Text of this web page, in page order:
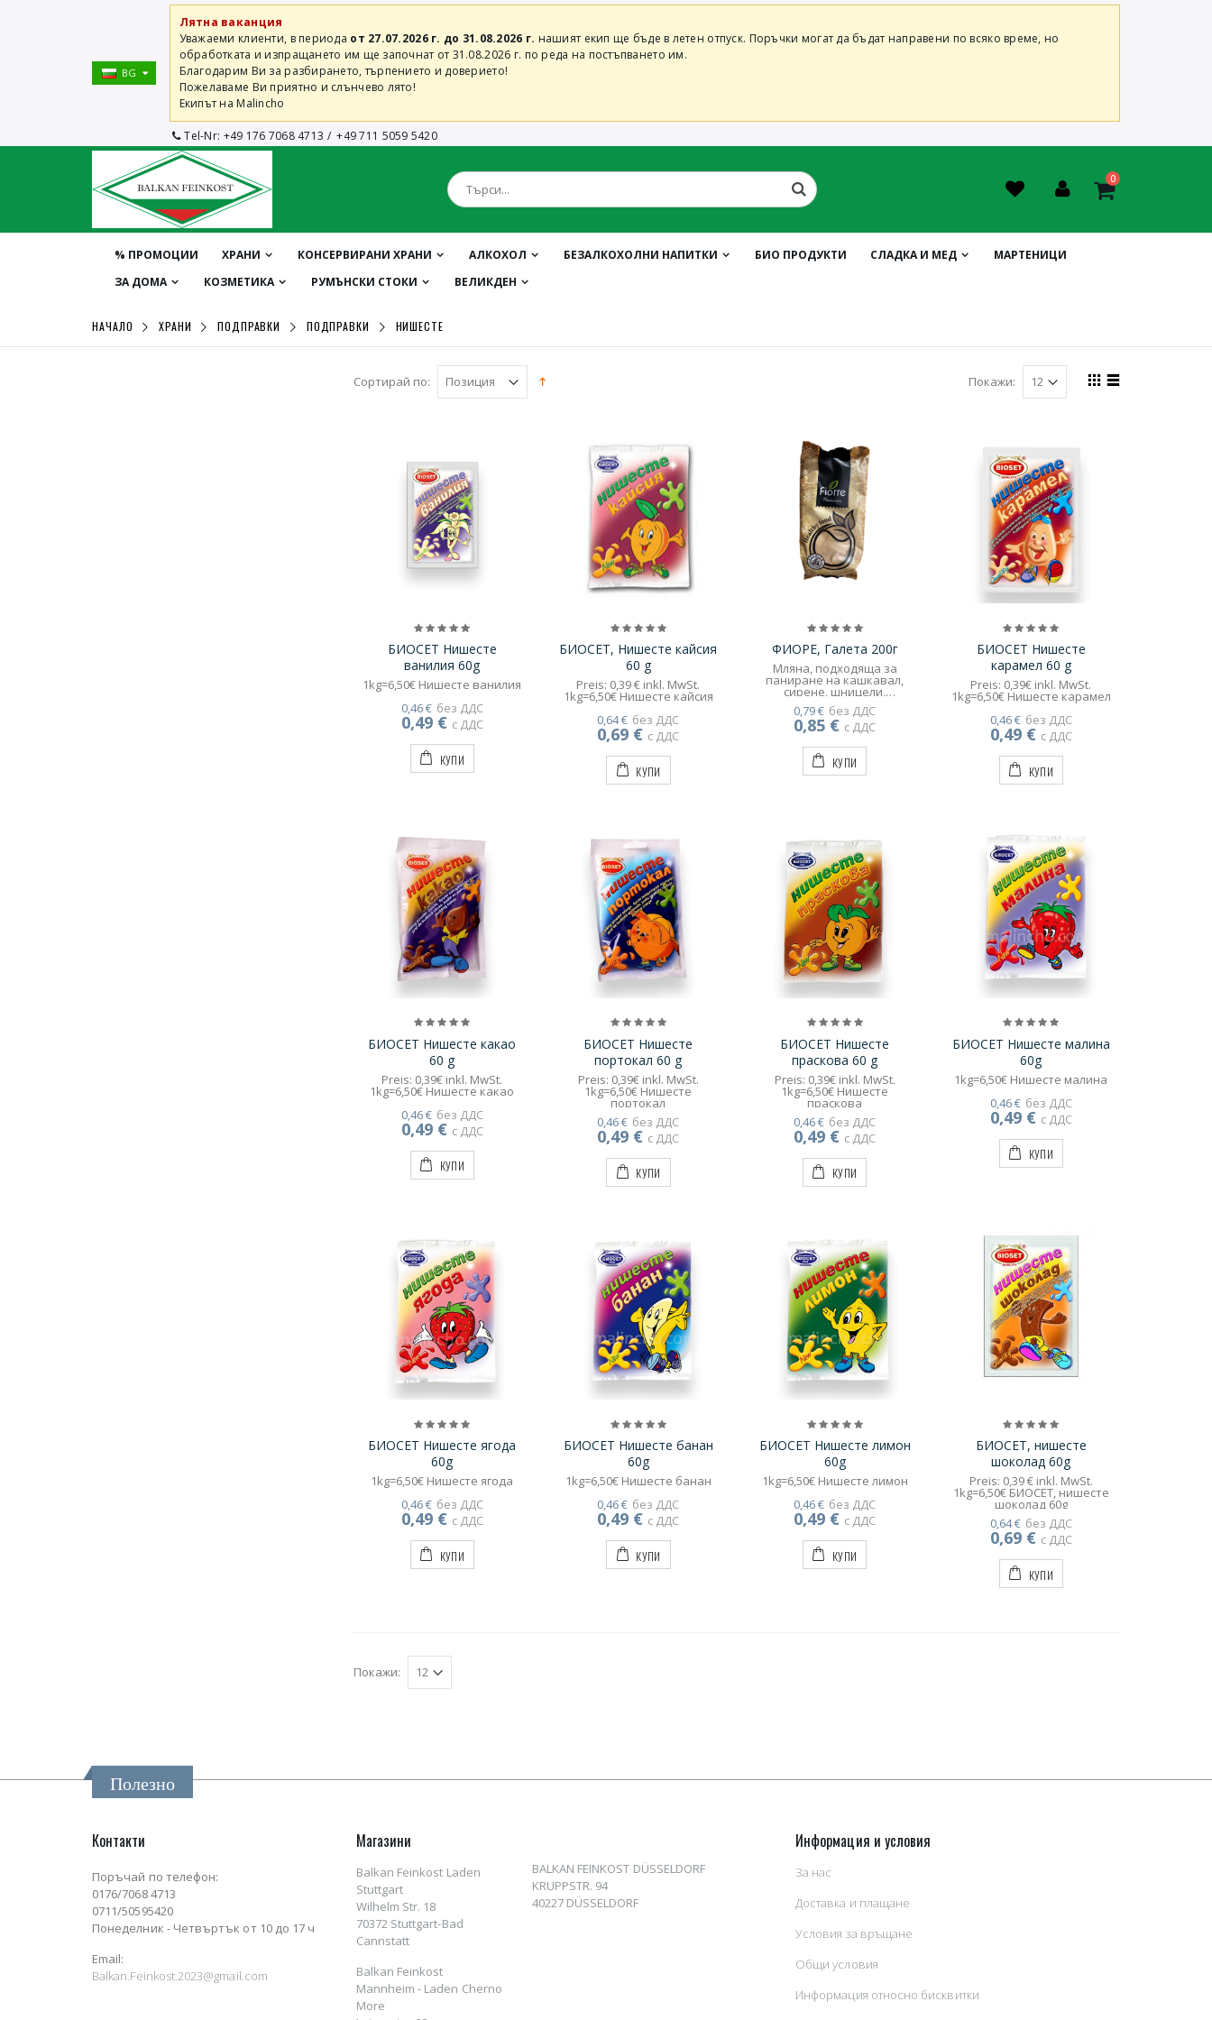
BG
Лятна ваканция
Уважаеми клиенти, в периода от 27.07.2026 г. до 31.08.2026 г. нашият екип ще бъде в летен отпуск. Поръчки могат да бъдат направени по всяко време, но
обработката и изпращането им ще започнат от 31.08.2026 г. по реда на постъпването им.
Благодарим Ви за разбирането, търпението и доверието!
Пожелаваме Ви приятно и слънчево лято!
Екипът на Malincho
Tel-Nr: +49 176 7068 4713 /+49 711 5059 5420
0
% ПРОМОЦИИ ХРАНИ КОНСЕРВИРАНИ ХРАНИ АЛКОХОЛ БЕЗАЛКОХОЛНИ НАПИТКИ БИО ПРОДУКТИ СЛАДКА И МЕД
МАРТЕНИЦИ
ЗА ДОМА
КОЗМЕТИКА РУМЪНСКИ СТОКИ ВЕЛИКДЕН
НАЧАЛО ХРАНИ ПОДПРАВКИ ПОДПРАВКИ НИШЕСТЕ
Сортирай по: Покажи:
БИОСЕТ Нишесте
ванилия 60g
1kg=6,50€ Нишесте ванилия
без ДДС
0,46 €
с ДДС
0,49 €
КУПИ
БИОСЕТ, Нишесте кайсия
60 g
Preis: 0,39 € inkl. MwSt.
1kg=6,50€ Нишесте кайсия
без ДДС
0,64 €
с ДДС
0,69 €
КУПИ
ФИОРЕ, Галета 200г
Мляна, подходяща за
паниране на кашкавал,
сирене, шницели,
зеленчуци и др.
1000gr/4,30€ нето 200гр
без ДДС
0,79 €
с ДДС
0,85 €
КУПИ
БИОСЕТ Нишесте
карамел 60 g
Preis: 0,39€ inkl. MwSt.
1kg=6,50€ Нишесте карамел
без ДДС
0,46 €
с ДДС
0,49 €
КУПИ
БИОСЕТ Нишесте какао
60 g
Preis: 0,39€ inkl. MwSt.
1kg=6,50€ Нишесте какао
без ДДС
0,46 €
с ДДС
0,49 €
КУПИ
БИОСЕТ Нишесте
портокал 60 g
Preis: 0,39€ inkl. MwSt.
1kg=6,50€ Нишесте
портокал
без ДДС
0,46 €
с ДДС
0,49 €
КУПИ
БИОСЕТ Нишесте
праскова 60 g
Preis: 0,39€ inkl. MwSt.
1kg=6,50€ Нишесте
праскова
без ДДС
0,46 €
с ДДС
0,49 €
КУПИ
БИОСЕТ Нишесте малина
60g
1kg=6,50€ Нишесте малина
без ДДС
0,46 €
с ДДС
0,49 €
КУПИ
БИОСЕТ Нишесте ягода
60g
1kg=6,50€ Нишесте ягода
без ДДС
0,46 €
с ДДС
0,49 €
КУПИ
БИОСЕТ Нишесте банан
60g
1kg=6,50€ Нишесте банан
без ДДС
0,46 €
с ДДС
0,49 €
КУПИ
БИОСЕТ Нишесте лимон
60g
1kg=6,50€ Нишесте лимон
без ДДС
0,46 €
с ДДС
0,49 €
КУПИ
БИОСЕТ, нишесте
шоколад 60g
Preis: 0,39 € inkl. MwSt.
1kg=6,50€ БИОСЕТ, нишесте
шоколад 60g
без ДДС
0,64 €
с ДДС
0,69 €
КУПИ
Покажи:
Полезно
Контакти
Поръчай по телефон:
0176/7068 4713
0711/50595420
Понеделник - Четвъртък от 10 до 17 ч
Email:
Balkan.Feinkost.2023@gmail.com
Магазини
Balkan Feinkost Laden
Stuttgart
Wilhelm Str. 18
70372 Stuttgart-Bad
Cannstatt
Balkan Feinkost
Mannheim - Laden Cherno
More
BALKAN FEINKOST DÜSSELDORF
KRUPPSTR. 94
40227 DÜSSELDORF
Информация и условия
За нас
Доставка и плащане
Условия за връщане
Общи условия
Информация относно бисквитки